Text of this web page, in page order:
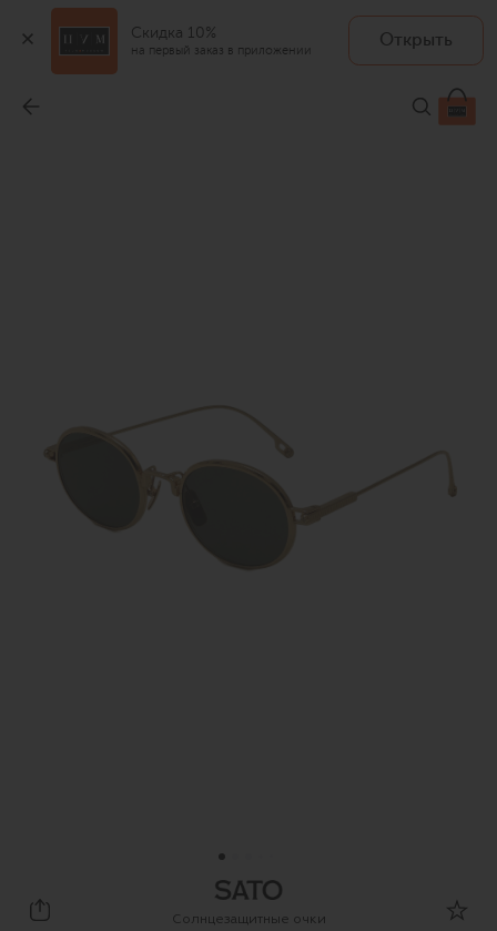
Скидка 10%
на первый заказ в приложении
Открыть
120 000 ₽
sato eyewear
Солнцезащитные очки